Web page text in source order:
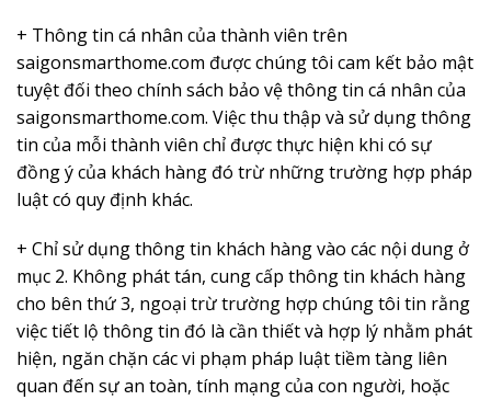
+ Thông tin cá nhân của thành viên trên
saigonsmarthome.com được chúng tôi cam kết bảo mật
tuyệt đối theo chính sách bảo vệ thông tin cá nhân của
saigonsmarthome.com. Việc thu thập và sử dụng thông
tin của mỗi thành viên chỉ được thực hiện khi có sự
đồng ý của khách hàng đó trừ những trường hợp pháp
luật có quy định khác.
+ Chỉ sử dụng thông tin khách hàng vào các nội dung ở
mục 2. Không phát tán, cung cấp thông tin khách hàng
cho bên thứ 3, ngoại trừ trường hợp chúng tôi tin rằng
việc tiết lộ thông tin đó là cần thiết và hợp lý nhằm phát
hiện, ngăn chặn các vi phạm pháp luật tiềm tàng liên
quan đến sự an toàn, tính mạng của con người, hoặc